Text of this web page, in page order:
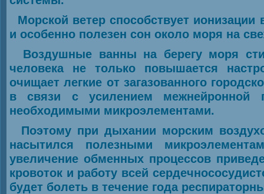
Морской ветер способствует
и особенно полезен сон около моря на
Воздушные ванны на берегу моря
человека не только повышается
очищает легкие от загазованного
в связи с усилением межнейронной
необходимыми микроэлементами.
Поэтому при дыхании морским
насытился полезными
увеличение обменных процессов
кровоток и работу всей
будет болеть в течение года